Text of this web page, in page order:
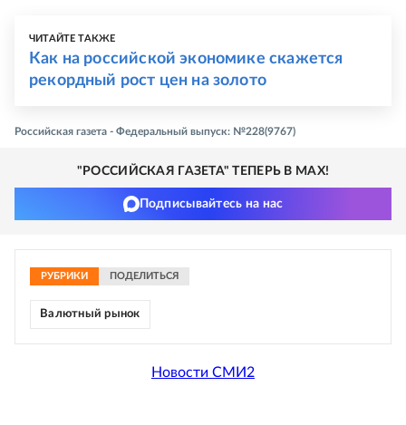
ЧИТАЙТЕ ТАКЖЕ
Как на российской экономике скажется
рекордный рост цен на золото
Российская газета - Федеральный выпуск: №228(9767)
"РОССИЙСКАЯ ГАЗЕТА" ТЕПЕРЬ В MAX!
Подписывайтесь на нас
РУБРИКИ ПОДЕЛИТЬСЯ
Валютный рынок
Новости СМИ2